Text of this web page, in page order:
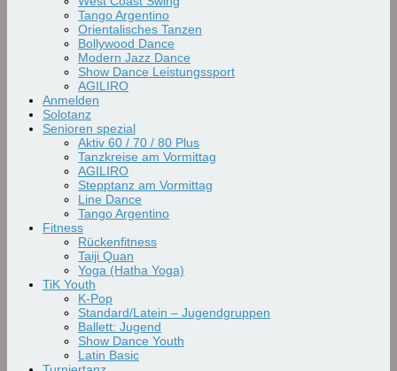
Tango Argentino
Orientalisches Tanzen
Bollywood Dance
Modern Jazz Dance
Show Dance Leistungssport
AGILIRO
Anmelden
Solotanz
Senioren spezial
Aktiv 60 / 70 / 80 Plus
Tanzkreise am Vormittag
AGILIRO
Stepptanz am Vormittag
Line Dance
Tango Argentino
Fitness
Rückenfitness
Taiji Quan
Yoga (Hatha Yoga)
TiK Youth
K-Pop
Standard/Latein – Jugendgruppen
Ballett: Jugend
Show Dance Youth
Latin Basic